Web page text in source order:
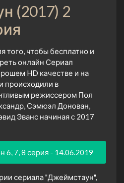
(2017) 2
того, чтобы бесплатно и
онлайн Сериал
HD качестве и на
происходили в
режиссером Пол
Сэмюэл Донован,
Эванс начиная с 2017
6, 7, 8 серия - 14.06.2019
сериала "Джеймстаун",